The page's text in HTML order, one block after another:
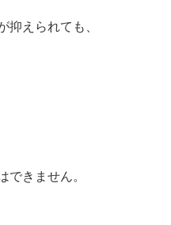
えられても、
きません。